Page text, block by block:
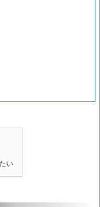
い